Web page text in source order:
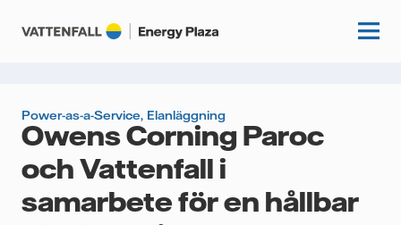
Start
Power-as-a-Service, Elanläggning
Owens Corning Paroc
och Vattenfall i
samarbete för en hållbar